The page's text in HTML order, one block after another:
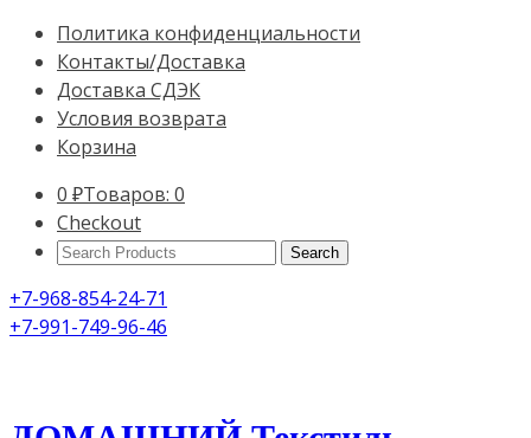
Политика конфиденциальности
Контакты/Доставка
Доставка СДЭК
Условия возврата
Корзина
0 ₽Товаров: 0
Checkout
Search
+7-968-854-24-71
+7-991-749-96-46